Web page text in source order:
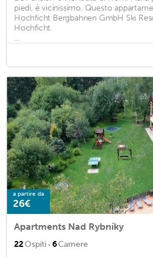
piedi, è vicinissimo. Questo
Hochficht Bergbahnen GmbH Ski
Hochficht.
...
a partire da
26€
Apartments Nad Rybníky
22Ospiti · 6Camere